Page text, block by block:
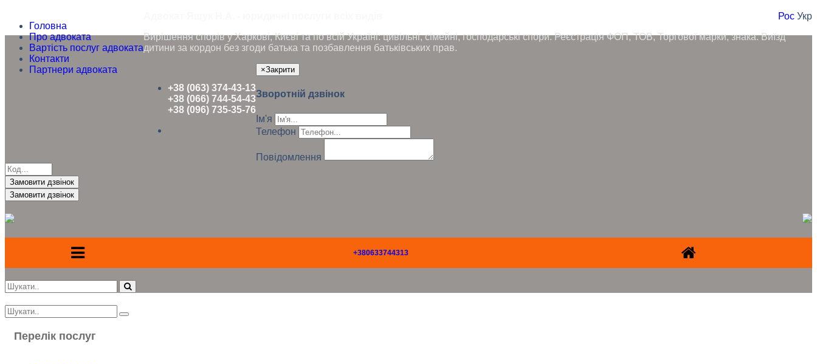
Головна
Про адвоката
Вартість послуг адвоката
Контакти
Партнери адвоката
Рос Укр
Вирішення спорів у Харкові, Києві та по всій Україні: цивільні, сімейні, господарські спори. Реєстрація ФОП, ТОВ, Торгової марки, знака. Виїзд
дитини за кордон без згоди батька та позбавлення батьківських прав.
+38 (063) 374-43-13
+38 (066) 744-54-43
+38 (096) 735-35-76
×Закрити
Зворотній дзвінок
Ім'я
Телефон
Повідомлення
Замовити дзвінок
+380633744313
Перелік послуг